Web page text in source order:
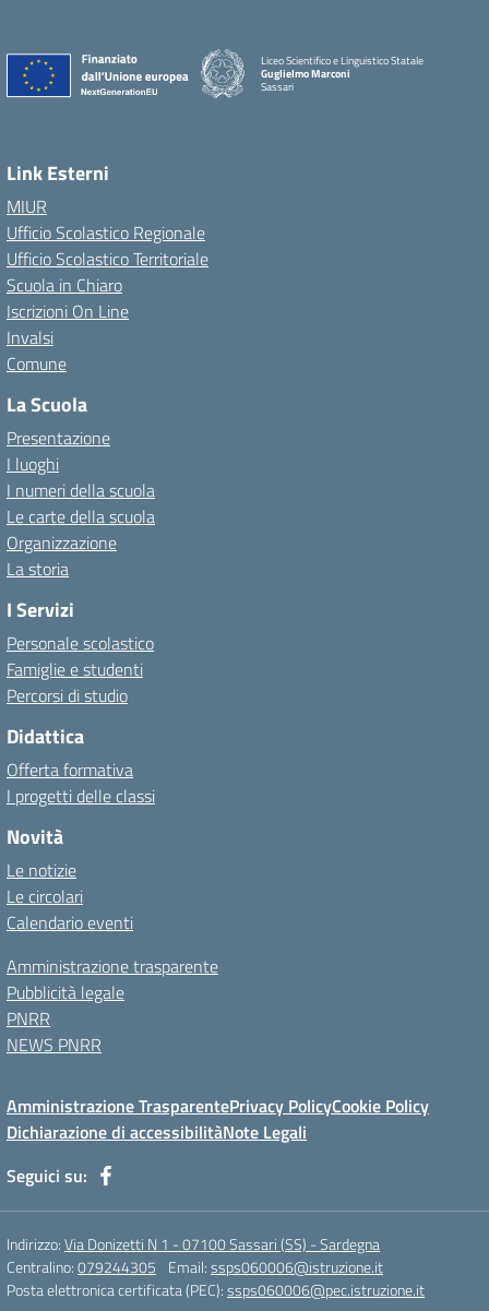
Liceo Scientifico e Linguistico Statale
Guglielmo Marconi
Sassari
Link Esterni
MIUR
Ufficio Scolastico Regionale
Ufficio Scolastico Territoriale
Scuola in Chiaro
Iscrizioni On Line
Invalsi
Comune
La Scuola
Presentazione
I luoghi
I numeri della scuola
Le carte della scuola
Organizzazione
La storia
I Servizi
Personale scolastico
Famiglie e studenti
Percorsi di studio
Didattica
Offerta formativa
I progetti delle classi
Novità
Le notizie
Le circolari
Calendario eventi
Amministrazione trasparente
Pubblicità legale
PNRR
NEWS PNRR
Amministrazione TrasparentePrivacy PolicyCookie Policy
Dichiarazione di accessibilitàNote Legali
Seguici su:
Indirizzo:Via Donizetti N 1 - 07100 Sassari (SS) - Sardegna
Centralino:079244305 Email:ssps060006@istruzione.it
Posta elettronica certificata (PEC):ssps060006@pec.istruzione.it